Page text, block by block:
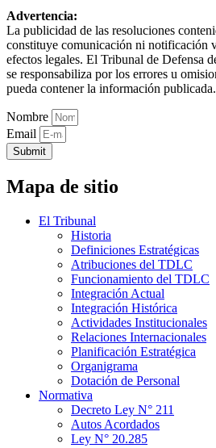
Advertencia:
La publicidad de las resoluciones
constituye comunicación ni notificación
efectos legales. El Tribunal de Defensa
se responsabiliza por los errores u
pueda contener la información publicada.
Nombre
Email
Submit
Mapa de sitio
El Tribunal
Historia
Definiciones Estratégicas
Atribuciones del TDLC
Funcionamiento del TDLC
Integración Actual
Integración Histórica
Actividades Institucionales
Relaciones Internacionales
Planificación Estratégica
Organigrama
Dotación de Personal
Normativa
Decreto Ley N° 211
Autos Acordados
Ley N° 20.285